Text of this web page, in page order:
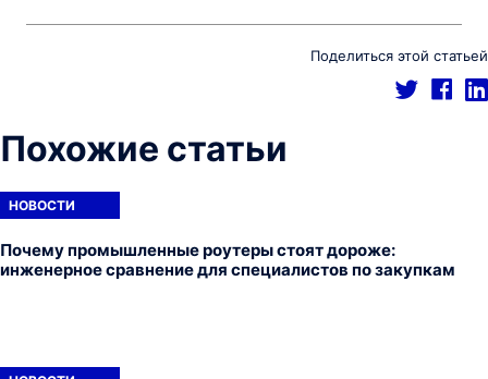
Поделиться этой статьей
Похожие статьи
НОВОСТИ
Почему промышленные роутеры стоят дороже:
инженерное сравнение для специалистов по закупкам